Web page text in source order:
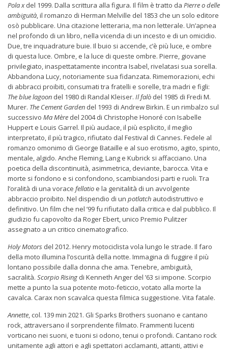
Pola xdel 1999. Dalla scrittura alla figura. Il film è tratto da Pierre o delle
ambiguità, il romanzo di Herman Melville del 1853 che un solo editore
osò pubblicare. Una citazione letteraria, ma non letterale. Un’apnea
nel profondo di un libro, nella vicenda di un incesto e di un omicidio.
Due, tre inquadrature buie. Il buio si accende, c’è più luce, e ombre
di questa luce. Ombre, e la luce di queste ombre. Pierre, giovane
privilegiato, inaspettatamente incontra Isabel, rivelatasi sua sorella.
Abbandona Lucy, notoriamente sua fidanzata. Rimemorazioni, echi
di abbracci proibiti, consumati tra fratelli e sorelle, tra madri e figli:
The blue lagoon del 1980 di Randal Kleiser. Il falò del 1985 di Fredi M.
Murer. The Cement Garden del 1993 di Andrew Birkin. E un rimbalzo sul
successivo Ma Mère del 2004 di Christophe Honoré con Isabelle
Huppert e Louis Garrel. Il più audace, il più esplicito, il meglio
interpretato, il più tragico, rifiutato dal Festival di Cannes. Fedele al
romanzo omonimo di George Bataille e al suo erotismo, agito, spinto,
mentale, algido. Anche Fleming, Lang e Kubrick si affacciano. Una
poetica della discontinuità, asimmetrica, deviante, barocca. Vita e
morte si fondono e si confondono, scambiandosi parti e ruoli. Tra
l’oralità di una vorace fellatio e la genitalità di un avvolgente
abbraccio proibito. Nel dispendio di un potlatch autodistruttivo e
definitivo. Un film che nel ’99 fu rifiutato dalla critica e dal pubblico. Il
giudizio fu capovolto da Roger Ebert, unico Premio Pulitzer
assegnato a un critico cinematografico.
Holy Motors del 2012. Henry motociclista vola lungo le strade. Il faro
della moto illumina l’oscurità della notte. Immagina di fuggire il più
lontano possibile dalla donna che ama. Tenebre, ambiguità,
sacralità. ScorpioRising di Kenneth Anger del ’63 si impone. Scorpio
mette a punto la sua potente moto-feticcio, votato alla morte la
cavalca. Carax non scavalca questa filmica suggestione. Vita fatale.
Annette, col. 139 min 2021. Gli Sparks Brothers suonano e cantano
rock, attraversano il sorprendente filmato. Frammenti lucenti
vorticano nei suoni, e tuoni si odono, tenui o profondi. Cantano rock
unitamente agli attori e agli spettatori acclamanti, attanti, attivi e